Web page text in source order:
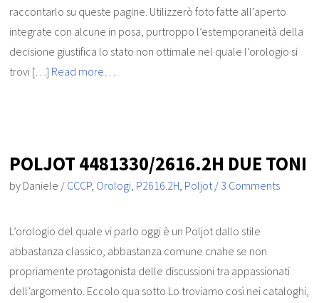
raccontarlo su queste pagine. Utilizzerò foto fatte all’aperto
integrate con alcune in posa, purtroppo l’estemporaneità della
decisione giustifica lo stato non ottimale nel quale l’orologio si
trovi […] Read more…
POLJOT 4481330/2616.2H DUE TONI
by Daniele / CCCP, Orologi, P2616.2H, Poljot/ 3 Comments
L’orologio del quale vi parlo oggi è un Poljot dallo stile
abbastanza classico, abbastanza comune cnahe se non
propriamente protagonista delle discussioni tra appassionati
dell’argomento. Eccolo qua sotto Lo troviamo così nei cataloghi,